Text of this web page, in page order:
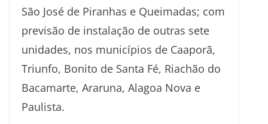
São José de Piranhas e Queimadas; com
previsão de instalação de outras sete
unidades, nos municípios de Caaporã,
Triunfo, Bonito de Santa Fé, Riachão do
Bacamarte, Araruna, Alagoa Nova e
Paulista.